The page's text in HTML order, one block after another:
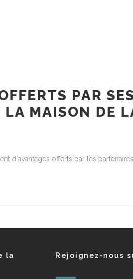
PAR
MAISON DE
d'avantages offerts par les
la
Rejoignez-nous